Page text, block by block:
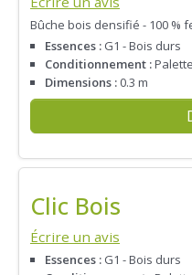
Bûche bois densifié - 100 %
Essences : G1 - Bois durs
Conditionnement :Palette
Dimensions : 0.3 m
Clic Bois
Écrire un avis
Essences : G1 - Bois durs